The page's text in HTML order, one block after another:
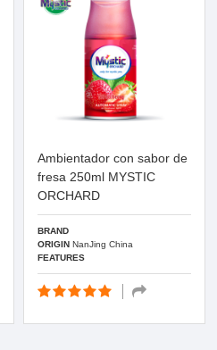
Ambientador con sabor de
fresa 250ml MYSTIC
ORCHARD
BRAND
ORIGIN NanJing China
FEATURES